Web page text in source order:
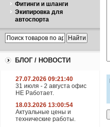
Фитинги и шланги
Экипировка для
автоспорта
БЛОГ / НОВОСТИ
27.07.2026 09:21:40
31 июля - 2 августа офис
НЕ Работает.
18.03.2026 13:00:54
Актуальные цены и
технические работы.